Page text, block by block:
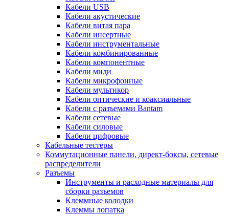
Кабели USB
Кабели акустические
Кабели витая пара
Кабели инсертные
Кабели инструментальные
Кабели комбинированные
Кабели компонентные
Кабели миди
Кабели микрофонные
Кабели мультикор
Кабели оптические и коаксиальные
Кабели с разъемами Bantam
Кабели сетевые
Кабели силовые
Кабели цифровые
Кабельные тестеры
Коммутационные панели, директ-боксы, сетевые
распределители
Разъемы
Инструменты и расходные материалы для
сборки разъемов
Клеммные колодки
Клеммы лопатка